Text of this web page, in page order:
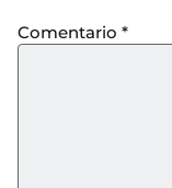
Comentario *